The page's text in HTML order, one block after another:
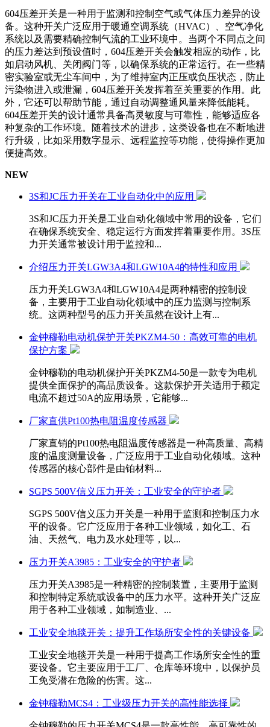
604压差开关是一种用于监测和控制空气或气体压力差异的设
备。这种开关广泛应用于暖通空调系统（HVAC）、空气净化
系统以及需要精确控制气流的工业环境中。当两个不同点之间
的压力差达到预设值时，604压差开关会触发相应的动作，比
如启动风机、关闭阀门等，以确保系统的正常运行。在一些精
密实验室或无尘车间中，为了维持室内正压或负压状态，防止
污染物进入或泄漏，604压差开关发挥着至关重要的作用。此
外，它还可以帮助节能，通过自动调整通风量来降低能耗。
604压差开关的设计通常具备高灵敏度与可靠性，能够适应各
种复杂的工作环境。随着技术的进步，这类设备也在不断地进
行升级，比如采用数字显示、远程监控等功能，使得操作更加
便捷高效。
NEW
3S和JC压力开关在工业自动化中的应用
3S和JC压力开关是工业自动化领域中常用的设备，它们
在确保系统安全、稳定运行方面发挥着重要作用。3S压
力开关通常被设计用于监控和...
介绍压力开关LGW3A4和LGW10A4的特性和应用
压力开关LGW3A4和LGW10A4是两种精密的控制设
备，主要用于工业自动化领域中的压力监测与控制系
统。这两种型号的压力开关虽然在设计上有...
金钟穆勒电动机保护开关PKZM4-50：高效可靠的电机
保护方案
金钟穆勒的电动机保护开关PKZM4-50是一款专为电机
提供全面保护的高品质设备。这款保护开关适用于额定
电流不超过50A的应用场景，它能够...
厂家直供Pt100热电阻温度传感器
厂家直销的Pt100热电阻温度传感器是一种高质量、高精
度的温度测量设备，广泛应用于工业自动化领域。这种
传感器的核心部件是由铂材料...
SGPS 500V信义压力开关：工业安全的守护者
SGPS 500V信义压力开关是一种用于监测和控制压力水
平的设备。它广泛应用于各种工业领域，如化工、石
油、天然气、电力及水处理等，以...
压力开关A3985：工业安全的守护者
压力开关A3985是一种精密的控制装置，主要用于监测
和控制特定系统或设备中的压力水平。这种开关广泛应
用于各种工业领域，如制造业、...
工业安全地毯开关：提升工作场所安全性的关键设备
工业安全地毯开关是一种用于提高工作场所安全性的重
要设备。它主要应用于工厂、仓库等环境中，以保护员
工免受潜在危险的伤害。这...
金钟穆勒MCS4：工业级压力开关的高性能选择